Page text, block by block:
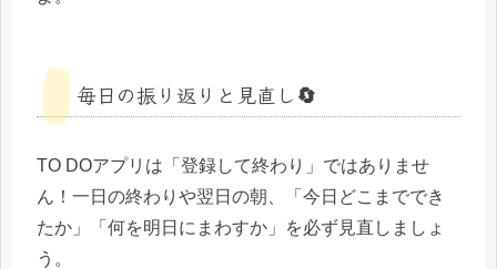
毎日の振り返りと見直し🔄
TO DOアプリは「登録して終わり」ではありませ
ん！一日の終わりや翌日の朝、「今日どこまででき
たか」「何を明日にまわすか」を必ず見直しましょ
う。